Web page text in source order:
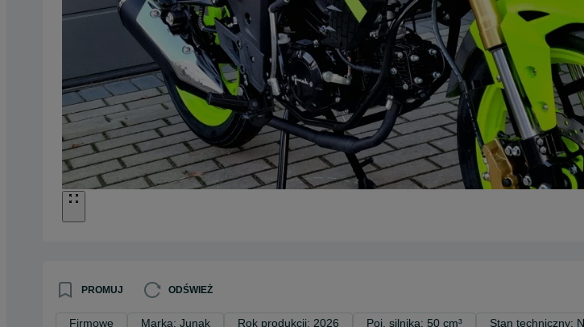
PROMUJ ODŚWIEŻ
Firmowe Marka: Junak Rok produkcji: 2026 Poj. silnika: 50 cm³ Stan techniczny: